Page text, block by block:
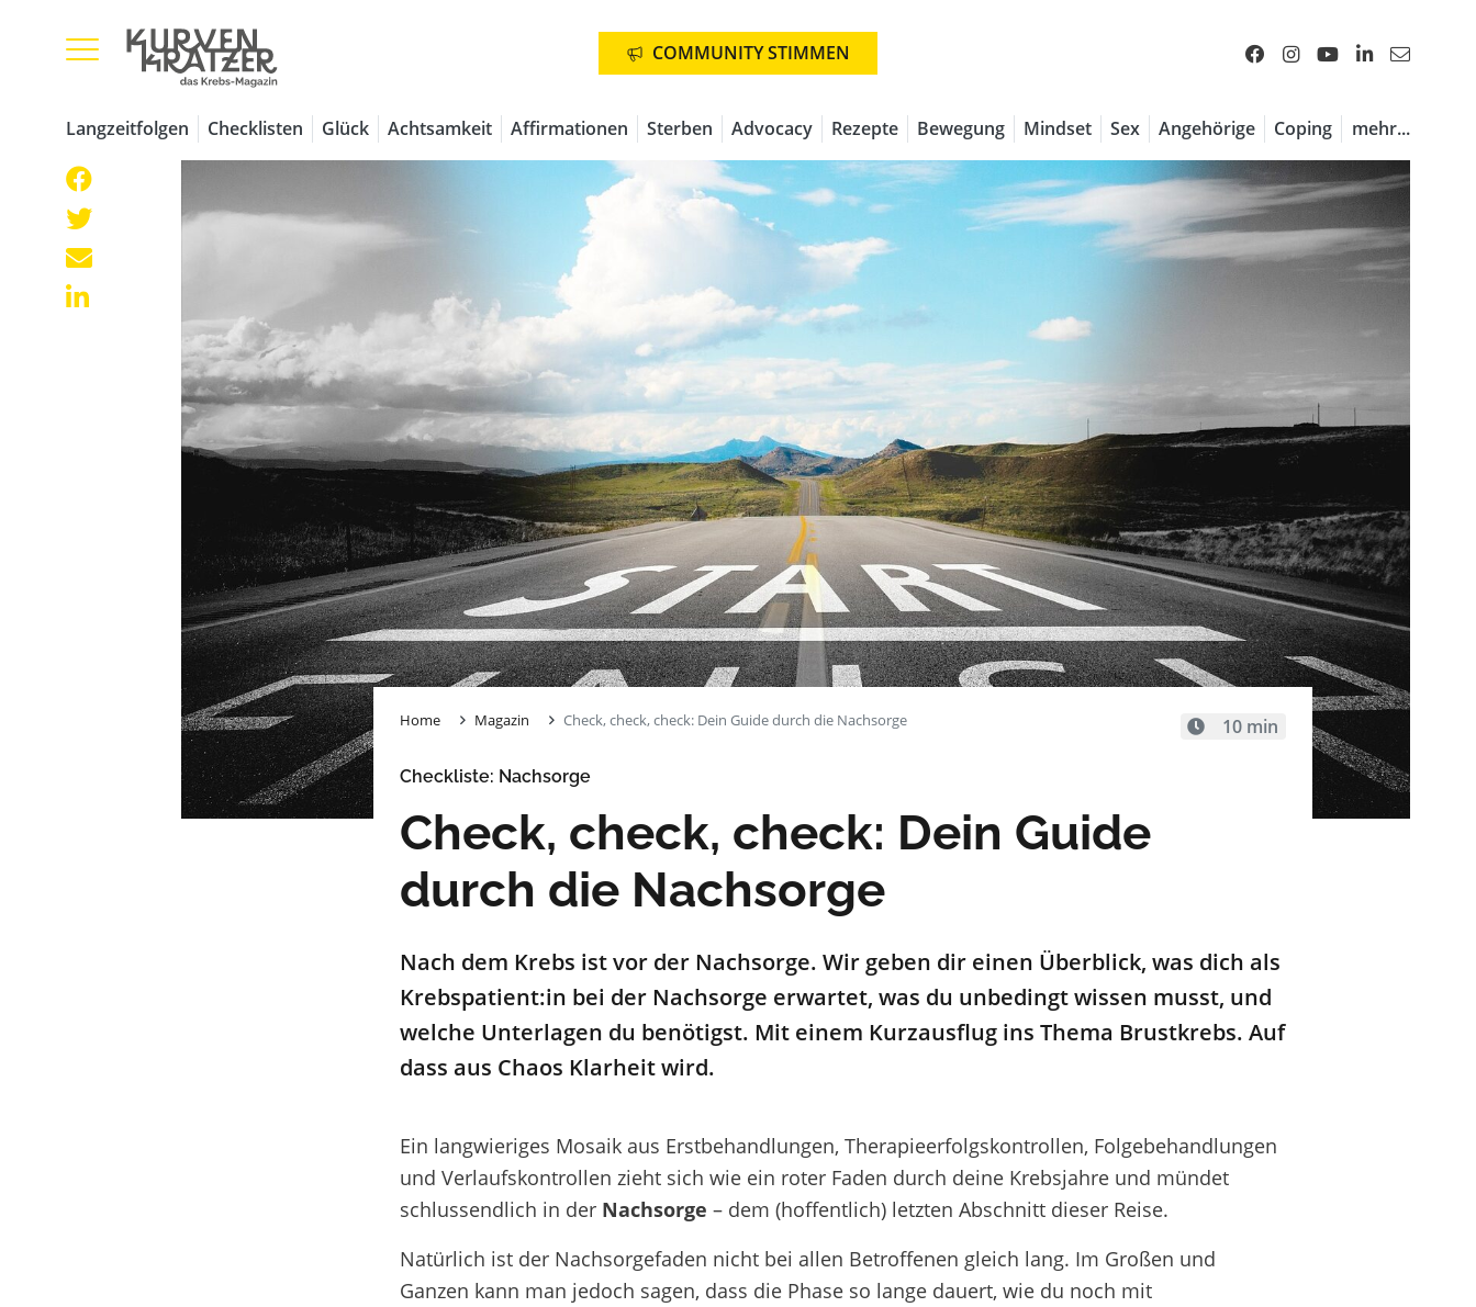
COMMUNITY STIMMEN
Langzeitfolgen Checklisten Glück Achtsamkeit Affirmationen Sterben Advocacy Rezepte Bewegung Mindset Sex Angehörige Coping mehr...
Home Magazin Check, check, check: Dein Guide durch die Nachsorge 10 min
Checkliste: Nachsorge
Check, check, check: Dein Guide
durch die Nachsorge
Nach dem Krebs ist vor der Nachsorge. Wir geben dir einen Überblick, was dich als
Krebspatient:in bei der Nachsorge erwartet, was du unbedingtwissen musst, und
welche Unterlagen du benötigst. Mit einem Kurzausflug ins Thema Brustkrebs. Auf
dass aus Chaos Klarheit wird.
Ein langwieriges Mosaik aus Erstbehandlungen, Therapieerfolgskontrollen, Folgebehandlungen
und Verlaufskontrollen zieht sich wie ein roter Faden durch deine Krebsjahre und mündet
schlussendlich in derNachsorge – dem (hoffentlich) letzten Abschnitt dieser Reise.
Natürlich ist der Nachsorgefaden nicht bei allen Betroffenen gleich lang. Im Großen und
Ganzen kann man jedoch sagen, dass die Phase so lange dauert, wie du noch mit